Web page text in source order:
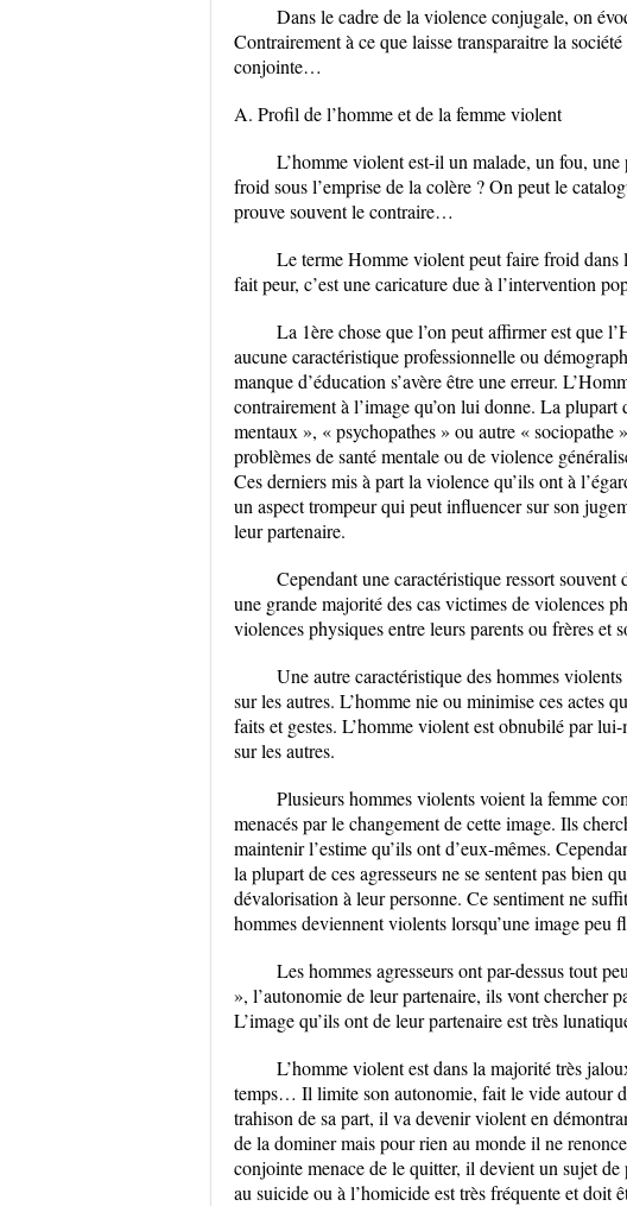
Dans le cadre de la violence conjugale, on
Contrairement à ce que laisse transparaitre la
conjointe…
A. Profil de l’homme et de la femme violent
L’homme violent est-il un malade, un fou,
froid sous l’emprise de la colère ? On peut le
prouve souvent le contraire…
Le terme Homme violent peut faire froid dans
fait peur, c’est une caricature due à l’intervention
La 1ère chose que l’on peut affirmer est que
aucune caractéristique professionnelle ou
manque d’éducation s’avère être une erreur.
contrairement à l’image qu’on lui donne. La
mentaux », « psychopathes » ou autre «
problèmes de santé mentale ou de violence
Ces derniers mis à part la violence qu’ils ont à
un aspect trompeur qui peut influencer sur son
leur partenaire.
Cependant une caractéristique ressort
une grande majorité des cas victimes de violences
violences physiques entre leurs parents ou frères et
Une autre caractéristique des hommes
sur les autres. L’homme nie ou minimise ces actes
faits et gestes. L’homme violent est obnubilé par
sur les autres.
Plusieurs hommes violents voient la femme
menacés par le changement de cette image. Ils
maintenir l’estime qu’ils ont d’eux-mêmes.
la plupart de ces agresseurs ne se sentent pas bien
dévalorisation à leur personne. Ce sentiment ne
hommes deviennent violents lorsqu’une image peu
Les hommes agresseurs ont par-dessus tout
», l’autonomie de leur partenaire, ils vont chercher
L’image qu’ils ont de leur partenaire est très
L’homme violent est dans la majorité très
temps… Il limite son autonomie, fait le vide autour
trahison de sa part, il va devenir violent en
de la dominer mais pour rien au monde il ne
conjointe menace de le quitter, il devient un sujet
au suicide ou à l’homicide est très fréquente et doit